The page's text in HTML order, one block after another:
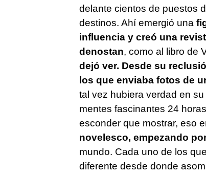
delante cientos de puestos
destinos. Ahí emergió una
influencia y creó una
denostan, como al libro de
dejó ver. Desde su
los que enviaba fotos de
tal vez hubiera verdad en
mentes fascinantes 24
esconder que mostrar, eso
novelesco, empezando
mundo. Cada uno de los
diferente desde donde